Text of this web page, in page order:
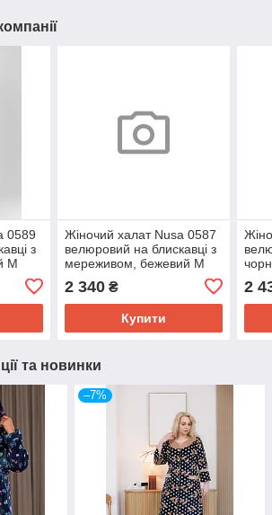
0589
з
M
Жіночий халат Nusa 0587
велюровий на блискавці з
мереживом, бежевий M
2 340₴
Купити
2
та новинки
–7%